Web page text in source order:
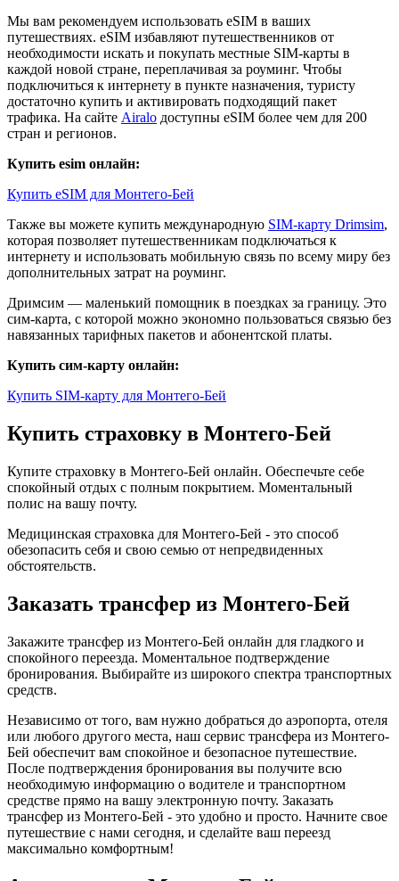
Мы вам рекомендуем использовать eSIM в ваших
путешествиях. eSIM избавляют путешественников от
необходимости искать и покупать местные SIM-карты в
каждой новой стране, переплачивая за роуминг. Чтобы
подключиться к интернету в пункте назначения, туристу
достаточно купить и активировать подходящий пакет
трафика. На сайте Airalo доступны eSIM более чем для 200
стран и регионов.
Купить esim онлайн:
Купить eSIM для Монтего-Бей
Также вы можете купить международную SIM-карту Drimsim,
которая позволяет путешественникам подключаться к
интернету и использовать мобильную связь по всему миру без
дополнительных затрат на роуминг.
Дримсим — маленький помощник в поездках за границу. Это
сим-карта, с которой можно экономно пользоваться связью без
навязанных тарифных пакетов и абонентской платы.
Купить сим-карту онлайн:
Купить SIM-карту для Монтего-Бей
Купить страховку в Монтего-Бей
Купите страховку в Монтего-Бей онлайн. Обеспечьте себе
спокойный отдых с полным покрытием. Моментальный
полис на вашу почту.
Медицинская страховка для Монтего-Бей - это способ
обезопасить себя и свою семью от непредвиденных
обстоятельств.
Заказать трансфер из Монтего-Бей
Закажите трансфер из Монтего-Бей онлайн для гладкого и
спокойного переезда. Моментальное подтверждение
бронирования. Выбирайте из широкого спектра транспортных
средств.
Независимо от того, вам нужно добраться до аэропорта, отеля
или любого другого места, наш сервис трансфера из Монтего-
Бей обеспечит вам спокойное и безопасное путешествие.
После подтверждения бронирования вы получите всю
необходимую информацию о водителе и транспортном
средстве прямо на вашу электронную почту. Заказать
трансфер из Монтего-Бей - это удобно и просто. Начните свое
путешествие с нами сегодня, и сделайте ваш переезд
максимально комфортным!